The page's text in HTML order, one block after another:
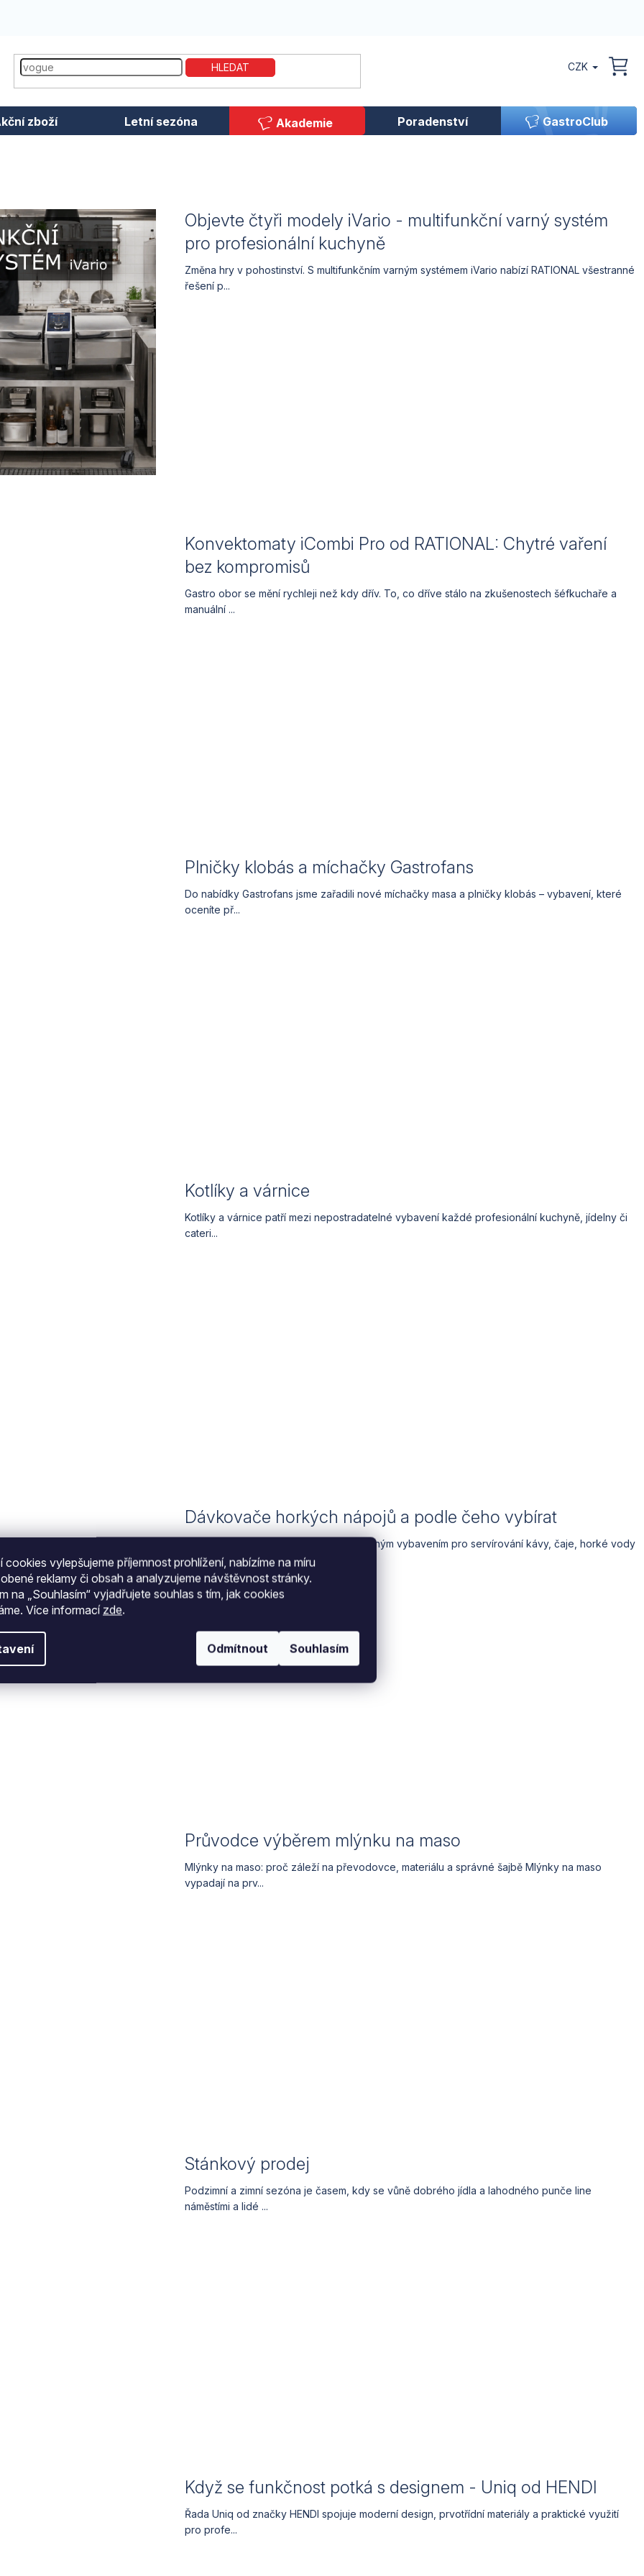
cookies vylepšujeme příjemnost prohlížení, nabízíme na míru
reklamy či obsah a analyzujeme návštěvnost stránky.
na „Souhlasím“ vyjadřujete souhlas s tím, jak cookies
Více informací zde.
Odmítnout Souhlasím
HLEDAT CZK
zboží
Letní sezóna Akademie Poradenství GastroClub
Objevte čtyři modely iVario - multifunkční varný systém
pro profesionální kuchyně
Změna hry v pohostinství. S multifunkčním varným systémem iVario nabízí RATIONAL všestranné
řešení p...
Konvektomaty iCombi Pro od RATIONAL: Chytré vaření
bez kompromisů
Gastro obor se mění rychleji než kdy dřív. To, co dříve stálo na zkušenostech šéfkuchaře a
manuální ...
Plničky klobás a míchačky Gastrofans
Do nabídky Gastrofans jsme zařadili nové míchačky masa a plničky klobás – vybavení, které
oceníte př...
Kotlíky a várnice
Kotlíky a várnice patří mezi nepostradatelné vybavení každé profesionální kuchyně, jídelny či
cateri...
Dávkovače horkých nápojů a podle čeho vybírat
Dávkovače horkých nápojů jsou nezbytným vybavením pro servírování kávy, čaje, horké vody
nebo svařen...
Průvodce výběrem mlýnku na maso
Mlýnky na maso: proč záleží na převodovce, materiálu a správné šajbě Mlýnky na maso
vypadají na prv...
Stánkový prodej
Podzimní a zimní sezóna je časem, kdy se vůně dobrého jídla a lahodného punče line
náměstími a lidé ...
Když se funkčnost potká s designem - Uniq od HENDI
Řada Uniq od značky HENDI spojuje moderní design, prvotřídní materiály a praktické využití
pro profe...